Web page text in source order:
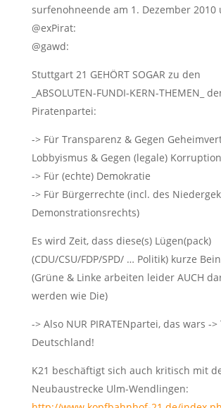
surfenohneende am 1. Dezember 2010
@exPirat:
@gawd:
Stuttgart 21 GEHÖRT SOGAR zu den
_ABSOLUTEN-FUNDI-KERN-THEMEN_
Piratenpartei:
-> Für Transparenz & Gegen
Lobbyismus & Gegen (legale) Korruption
-> Für (echte) Demokratie
-> Für Bürgerrechte (incl. des
Demonstrationsrechts)
Es wird Zeit, dass diese(s) Lügen(pack)
(CDU/CSU/FDP/SPD/ … Politik) kurze
(Grüne & Linke arbeiten leider AUCH
werden wie Die)
-> Also NUR PIRATENpartei, das wars -
Deutschland!
K21 beschäftigt sich auch kritisch mit
Neubaustrecke Ulm-Wendlingen: